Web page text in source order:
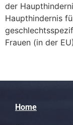
der
Haupthindernis
Frauen (in der
Home